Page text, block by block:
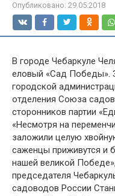
Опубликовано: 29.05.2018
В городе Чебаркуле
еловый «Сад Победы».
городской
отделения Союза
сторонников партии
«Несмотря на
заложили целую
саженцы приживутся и
нашей великой
председателя
садоводов России